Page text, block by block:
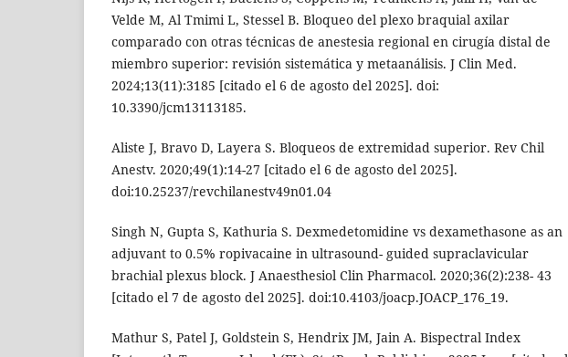
Velde M, Al Tmimi L, Stessel B. Bloqueo del plexo braquial axilar
comparado con otras técnicas de anestesia regional en cirugía distal de
miembro superior: revisión sistemática y metaanálisis. J Clin Med.
2024;13(11):3185 [citado el 6 de agosto del 2025]. doi:
10.3390/jcm13113185.
Aliste J, Bravo D, Layera S. Bloqueos de extremidad superior. Rev Chil
Anestv. 2020;49(1):14-27 [citado el 6 de agosto del 2025].
doi:10.25237/revchilanestv49n01.04
Singh N, Gupta S, Kathuria S. Dexmedetomidine vs dexamethasone as an
adjuvant to 0.5% ropivacaine in ultrasound- guided supraclavicular
brachial plexus block. J Anaesthesiol Clin Pharmacol. 2020;36(2):238- 43
[citado el 7 de agosto del 2025]. doi:10.4103/joacp.JOACP_176_19.
Mathur S, Patel J, Goldstein S, Hendrix JM, Jain A. Bispectral Index